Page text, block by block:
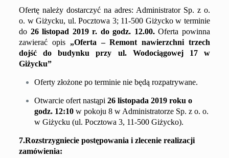
Ofertę należy dostarczyć na adres: Administrator Sp. z o.
o. w Giżycku, ul.Pocztowa 3; 11-500 Giżycko w terminie
do 26 listopad 2019 r. do godz. 12.00.Oferta powinna
zawierać opis „Oferta –Remont nawierzchni trzech
dojść do budynku przy ul. Wodociągowej 17w
Giżycku”
Oferty złożone po terminie nie będą rozpatrywane.
Otwarcie ofert nastąpi26 listopada 2019 roku o
godz. 12:10 w pokoju8w Administratorze Sp. z o. o.
w Giżycku (ul.Pocztowa 3, 11-500 Giżycko).
7.Rozstrzygniecie postępowania i zlecenie realizacji
zamówienia: